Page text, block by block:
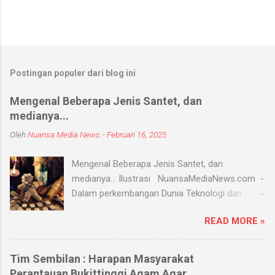
Postingan populer dari blog ini
Mengenal Beberapa Jenis Santet, dan
medianya...
OlehNuansa Media News -Februari 16, 2025
Mengenal Beberapa Jenis Santet, dan
medianya... Ilustrasi NuansaMediaNews.com -
Dalam perkembangan Dunia Teknologi dan
yang hingga saat ini masih ada dan berkembang
di masyarakat. Menurut Kamus Besar Bahasa
Indonesia (KBBI) santet berarti sihir, menyihir.
Ilmu Santet merupakan aliran ilmu hitam yang
READ MORE »
Tim Sembilan : Harapan Masyarakat